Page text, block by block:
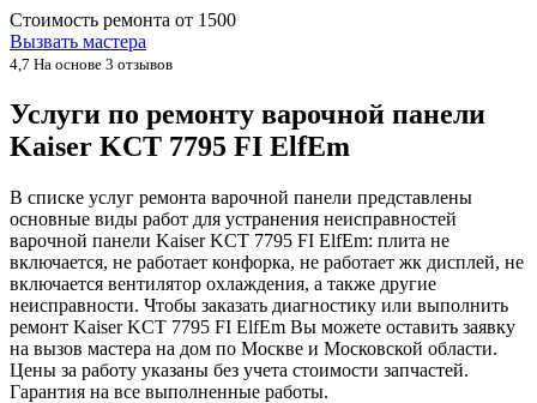
Стоимость ремонта от 1500
Вызвать мастера
4,7 На основе 3 отзывов
Услуги по ремонту варочной панели
Kaiser KCT 7795 FI ElfEm
В списке услуг ремонта варочной панели представлены
основные виды работ для устранения неисправностей
варочной панели Kaiser KCT 7795 FI ElfEm: плита не
включается, не работает конфорка, не работает жк дисплей, не
включается вентилятор охлаждения, а также другие
неисправности. Чтобы заказать диагностику или выполнить
ремонт Kaiser KCT 7795 FI ElfEm Вы можете оставить заявку
на вызов мастера на дом по Москве и Московской области.
Цены за работу указаны без учета стоимости запчастей.
Гарантия на все выполненные работы.